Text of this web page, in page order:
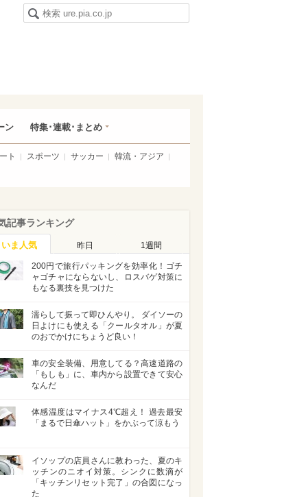
ン 特集･連載･まとめ
ト スポーツ サッカー
韓流・アジア
記事ランキング
いま人気 昨日 1週間
200円で旅行パッキングを効率化！ゴチ
ャゴチャにならないし、ロスバゲ対策に
もなる裏技を見つけた
濡らして振って即ひんやり。 ダイソーの
日よけにも使える「クールタオル」が夏
のおでかけにちょうど良い！
車の安全装備、用意してる？高速道路の
「もしも」に、車内から設置できて安心
なんだ
体感温度はマイナス4℃超え！ 過去最安
「まるで日傘ハット」をかぶって涼もう
イソップの店員さんに教わった、夏のキ
ッチンのニオイ対策。シンクに数滴が
「キッチンリセット完了」の合図になっ
た